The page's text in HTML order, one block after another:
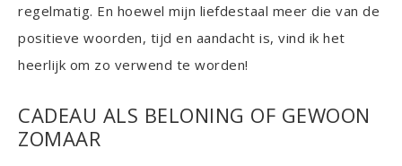
regelmatig. En hoewel mijn liefdestaal meer die van de
positieve woorden, tijd en aandacht is, vind ik het
heerlijk om zo verwend te worden!
CADEAU ALS BELONING OF GEWOON
ZOMAAR